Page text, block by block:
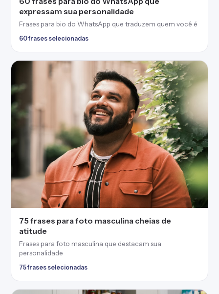
expressam sua personalidade
Frases para bio do WhatsApp que traduzem quem você é
60 frases selecionadas
75 frases para foto masculina cheias de
atitude
Frases para foto masculina que destacam sua
personalidade
75 frases selecionadas